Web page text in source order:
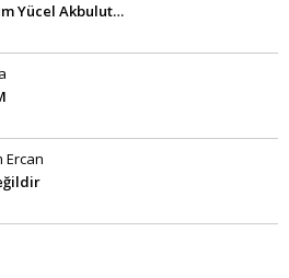
Yücel Akbulut…
Ercan